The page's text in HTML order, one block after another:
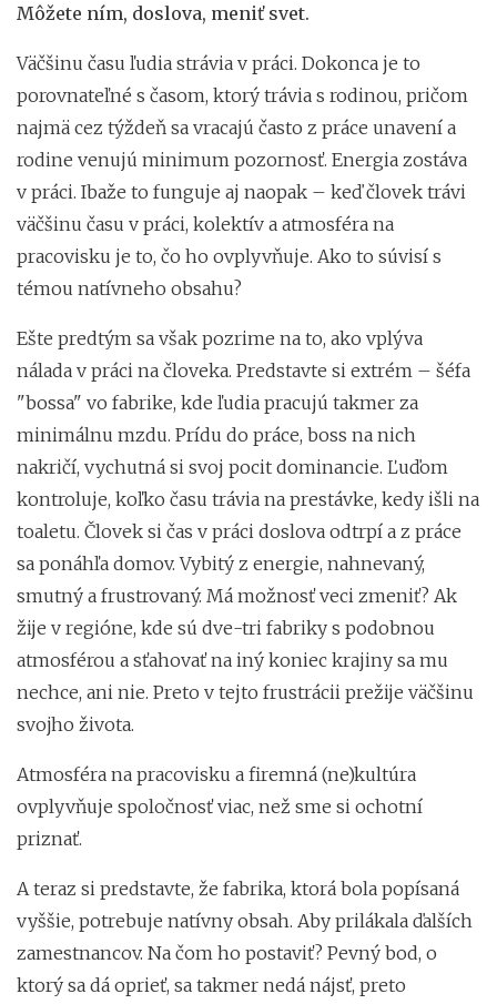
Môžete ním, doslova, meniť svet.
Väčšinu času ľudia strávia v práci. Dokonca je to
porovnateľné s časom, ktorý trávia s rodinou, pričom
najmä cez týždeň sa vracajú často z práce unavení a
rodine venujú minimum pozornosť. Energia zostáva
v práci. Ibaže to funguje aj naopak – keď človek trávi
väčšinu času v práci, kolektív a atmosféra na
pracovisku je to, čo ho ovplyvňuje. Ako to súvisí s
témou natívneho obsahu?
Ešte predtým sa však pozrime na to, ako vplýva
nálada v práci na človeka. Predstavte si extrém – šéfa
"bossa" vo fabrike, kde ľudia pracujú takmer za
minimálnu mzdu. Prídu do práce, boss na nich
nakričí, vychutná si svoj pocit dominancie. Ľuďom
kontroluje, koľko času trávia na prestávke, kedy išli na
toaletu. Človek si čas v práci doslova odtrpí a z práce
sa ponáhľa domov. Vybitý z energie, nahnevaný,
smutný a frustrovaný. Má možnosť veci zmeniť? Ak
žije v regióne, kde sú dve-tri fabriky s podobnou
atmosférou a sťahovať na iný koniec krajiny sa mu
nechce, ani nie. Preto v tejto frustrácii prežije väčšinu
svojho života.
Atmosféra na pracovisku a firemná (ne)kultúra
ovplyvňuje spoločnosť viac, než sme si ochotní
priznať.
A teraz si predstavte, že fabrika, ktorá bola popísaná
vyššie, potrebuje natívny obsah. Aby prilákala ďalších
zamestnancov. Na čom ho postaviť? Pevný bod, o
ktorý sa dá oprieť, sa takmer nedá nájsť, preto